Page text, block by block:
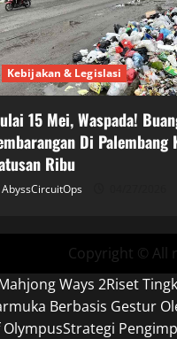
Kebijakan & Legislasi
15 Mei, Waspada!
Di Palembang
Ribu
AbyssCircuitOps
Copyright © All
Ways 2Riset
Berbasis Gestur
Strategi